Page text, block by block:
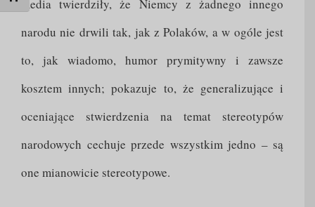
media twierdziły, że Niemcy z żadnego innego
narodu nie drwili tak, jak z Polaków, a w ogóle jest
to, jak wiadomo, humor prymitywny i zawsze
kosztem innych; pokazuje to, że generalizujące i
oceniające stwierdzenia na temat stereotypów
narodowych cechuje przede wszystkim jedno – są
one mianowicie stereotypowe.